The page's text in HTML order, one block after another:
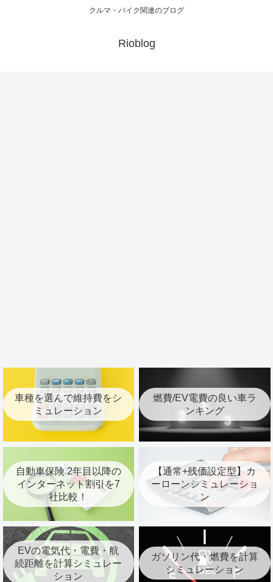
クルマ・バイク関連のブログ
Rioblog
車種を選んで維持費をシ
ミュレーション
燃費/EV電費の良い車ラ
ンキング
自動車保険 2年目以降の
インターネット割引を7
社比較！
【通常+残価設定型】カ
ーローンシミュレーショ
ン
EVの電気代・電費・航
続距離を計算シミュレー
ション
ガソリン代・燃費を計算
シミュレーション